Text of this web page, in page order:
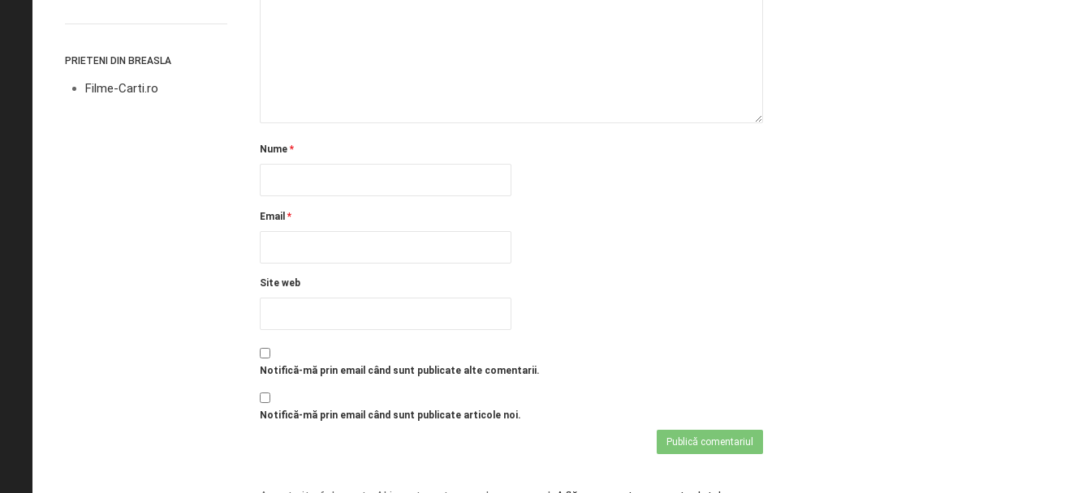
PRIETENI DIN BREASLA
Filme-Carti.ro
Nume *
Email *
Site web
Notifică-mă prin email când sunt publicate alte comentarii.
Notifică-mă prin email când sunt publicate articole noi.